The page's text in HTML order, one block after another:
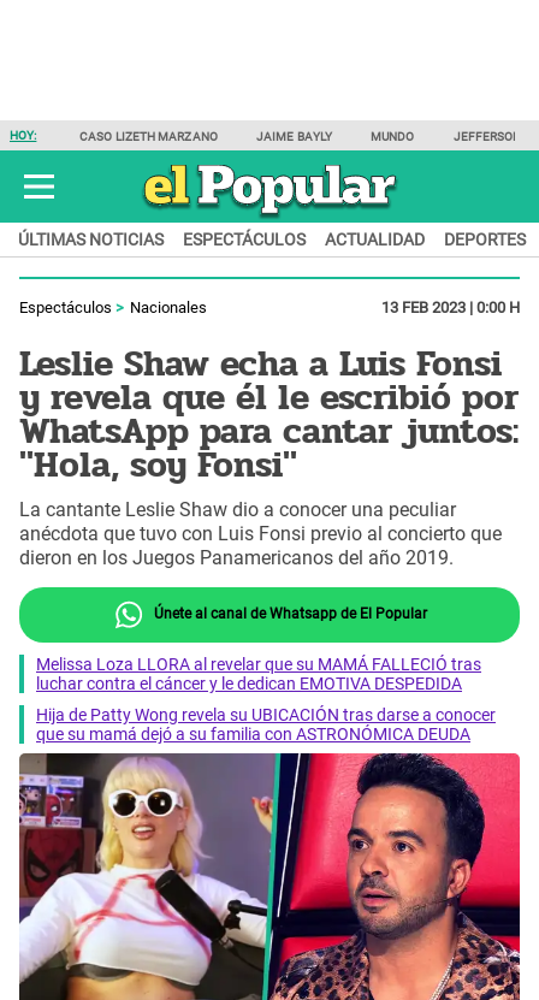
HOY: CASO LIZETH MARZANO JAIME BAYLY MUNDO JEFFERSON
ÚLTIMAS NOTICIAS ESPECTÁCULOS ACTUALIDAD DEPORTES
Espectáculos Nacionales 13 FEB 2023 | 0:00 H
Leslie Shaw echa a Luis Fonsi
y revela que él le escribió por
WhatsApp para cantar juntos:
"Hola, soy Fonsi"
La cantante Leslie Shaw dio a conocer una peculiar
anécdota que tuvo con Luis Fonsi previo al concierto que
dieron en los Juegos Panamericanos del año 2019.
Únete al canal de Whatsapp de El Popular
Melissa Loza LLORA al revelar que su MAMÁ FALLECIÓ tras
luchar contra el cáncer y le dedican EMOTIVA DESPEDIDA
Hija de Patty Wong revela su UBICACIÓN tras darse a conocer
que su mamá dejó a su familia con ASTRONÓMICA DEUDA